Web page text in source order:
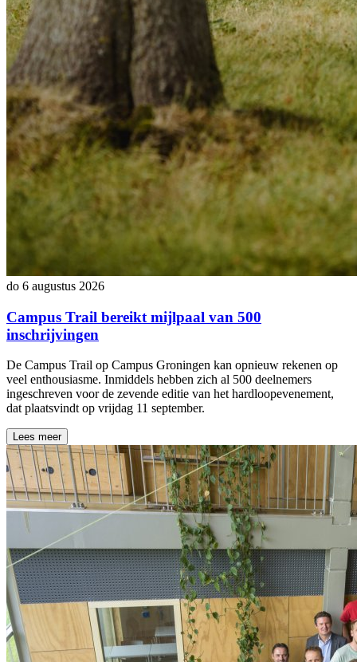
do 6 augustus 2026
Campus Trail bereikt mijlpaal van 500
inschrijvingen
De Campus Trail op Campus Groningen kan opnieuw rekenen op
veel enthousiasme. Inmiddels hebben zich al 500 deelnemers
ingeschreven voor de zevende editie van het hardloopevenement,
dat plaatsvindt op vrijdag 11 september.
Lees meer